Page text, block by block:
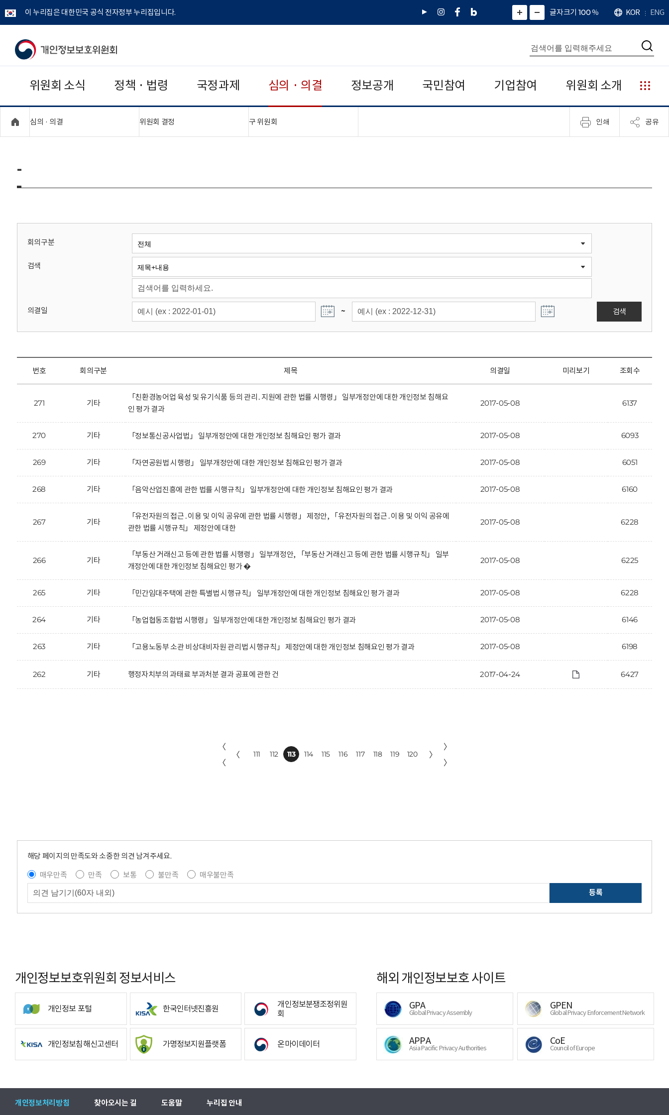
이 누리집은 대한민국 공식 전자정부 누리집입니다.
유
인
페
네
그
)
화
면
면
소
확
대
치
글자크기 100%
언
어
KOR ENG
개
보
보
위
회
통
합
검
색
검
위원회 소식 정책 · 법령 국정과제 심의 · 의결 정보공개 국민참여 기업참여 위원회 소개
누
리
집
안
심의 · 의결 위원회 결정 구 위원회 인쇄 공유
-
회의구분
검색
의결일 ~ 검색
번호 회의구분 제목 의결일 미리보기 조회수
271 기타
「친환경농어업 육성 및 유기식품 등의 관리․지원에 관한 법률 시행령」 일부개정안에 대한 개인정보 침해요
인 평가 결과
2017-05-08 6137
270 기타 「정보통신공사업법」 일부개정안에 대한 개인정보 침해요인 평가 결과 2017-05-08 6093
269 기타 「자연공원법 시행령」 일부개정안에 대한 개인정보 침해요인 평가 결과 2017-05-08 6051
268 기타 「음악산업진흥에 관한 법률 시행규칙」 일부개정안에 대한 개인정보 침해요인 평가 결과 2017-05-08 6160
267 기타
「유전자원의 접근․이용 및 이익 공유에 관한 법률 시행령」 제정안, 「유전자원의 접근․이용 및 이익 공유에
관한 법률 시행규칙」 제정안에 대한
2017-05-08 6228
266 기타
「부동산 거래신고 등에 관한 법률 시행령」 일부개정안, 「부동산 거래신고 등에 관한 법률 시행규칙」 일부
개정안에 대한 개인정보 침해요인 평가 �
2017-05-08 6225
265 기타 「민간임대주택에 관한 특별법 시행규칙」 일부개정안에 대한 개인정보 침해요인 평가 결과 2017-05-08 6228
264 기타 「농업협동조합법 시행령」 일부개정안에 대한 개인정보 침해요인 평가 결과 2017-05-08 6146
263 기타 「고용노동부 소관 비상대비자원 관리법 시행규칙」 제정안에 대한 개인정보 침해요인 평가 결과 2017-05-08 6198
262 기타 행정자치부의 과태료 부과처분 결과 공표에 관한 건 2017-04-24 6427
〈
〈
〈 111 112 113 114 115 116 117 118 119 120 〉
〉
〉
해당 페이지의 만족도와 소중한 의견 남겨주세요.
매우만족
만족 보통 불만족
매우불만족
등록
개인정보보호위원회 정보서비스
개인정보 포털 한국인터넷진흥원
개인정보분쟁조정위원
회
개인정보침해신고센터 가명정보지원플랫폼 온마이데이터
해외 개인정보보호 사이트
GPA
Global Privacy Assembly
GPEN
Global Privacy Enforcement Network
APPA
Asia Pacific Privacy Authorities
CoE
Council of Europe
개인정보처리방침 찾아오시는 길 도움말 누리집 안내